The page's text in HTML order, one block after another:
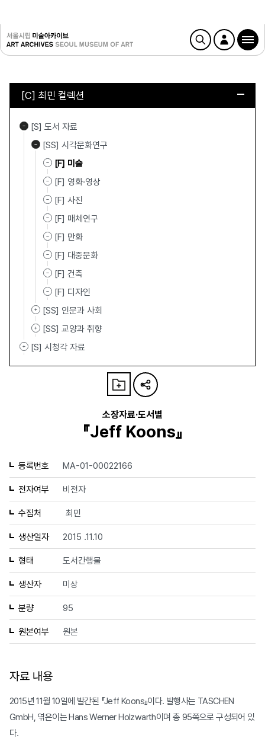
[C] 최민 컬렉션
[S] 도서 자료
[SS] 시각문화연구
[F] 미술
[F] 영화·영상
[F] 사진
[F] 매체연구
[F] 만화
[F] 대중문화
[F] 건축
[F] 디자인
[SS] 인문과 사회
[SS] 교양과 취향
[S] 시청각 자료
소장자료·도서별
『Jeff Koons』
등록번호 MA-01-00022166
전자여부 비전자
수집처 최민
생산일자 2015 .11.10
형태 도서간행물
생산자 미상
분량 95
원본여부 원본
자료 내용
2015년 11월 10일에 발간된 『Jeff Koons』이다. 발행사는 TASCHEN
GmbH, 엮은이는 Hans Werner Holzwarth이며 총 95쪽으로 구성되어 있
다.